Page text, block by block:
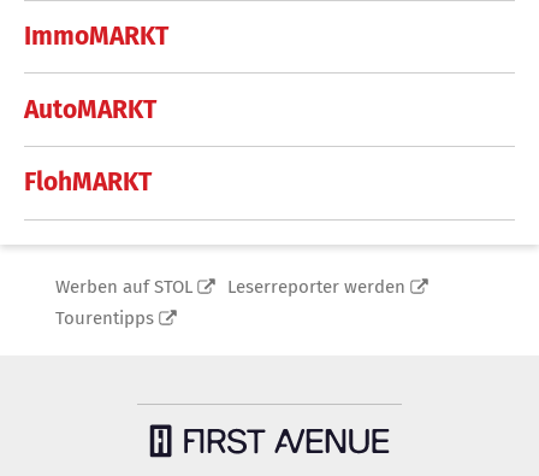
ImmoMARKT
AutoMARKT
FlohMARKT
Werben auf STOL
Leserreporter werden
Tourentipps